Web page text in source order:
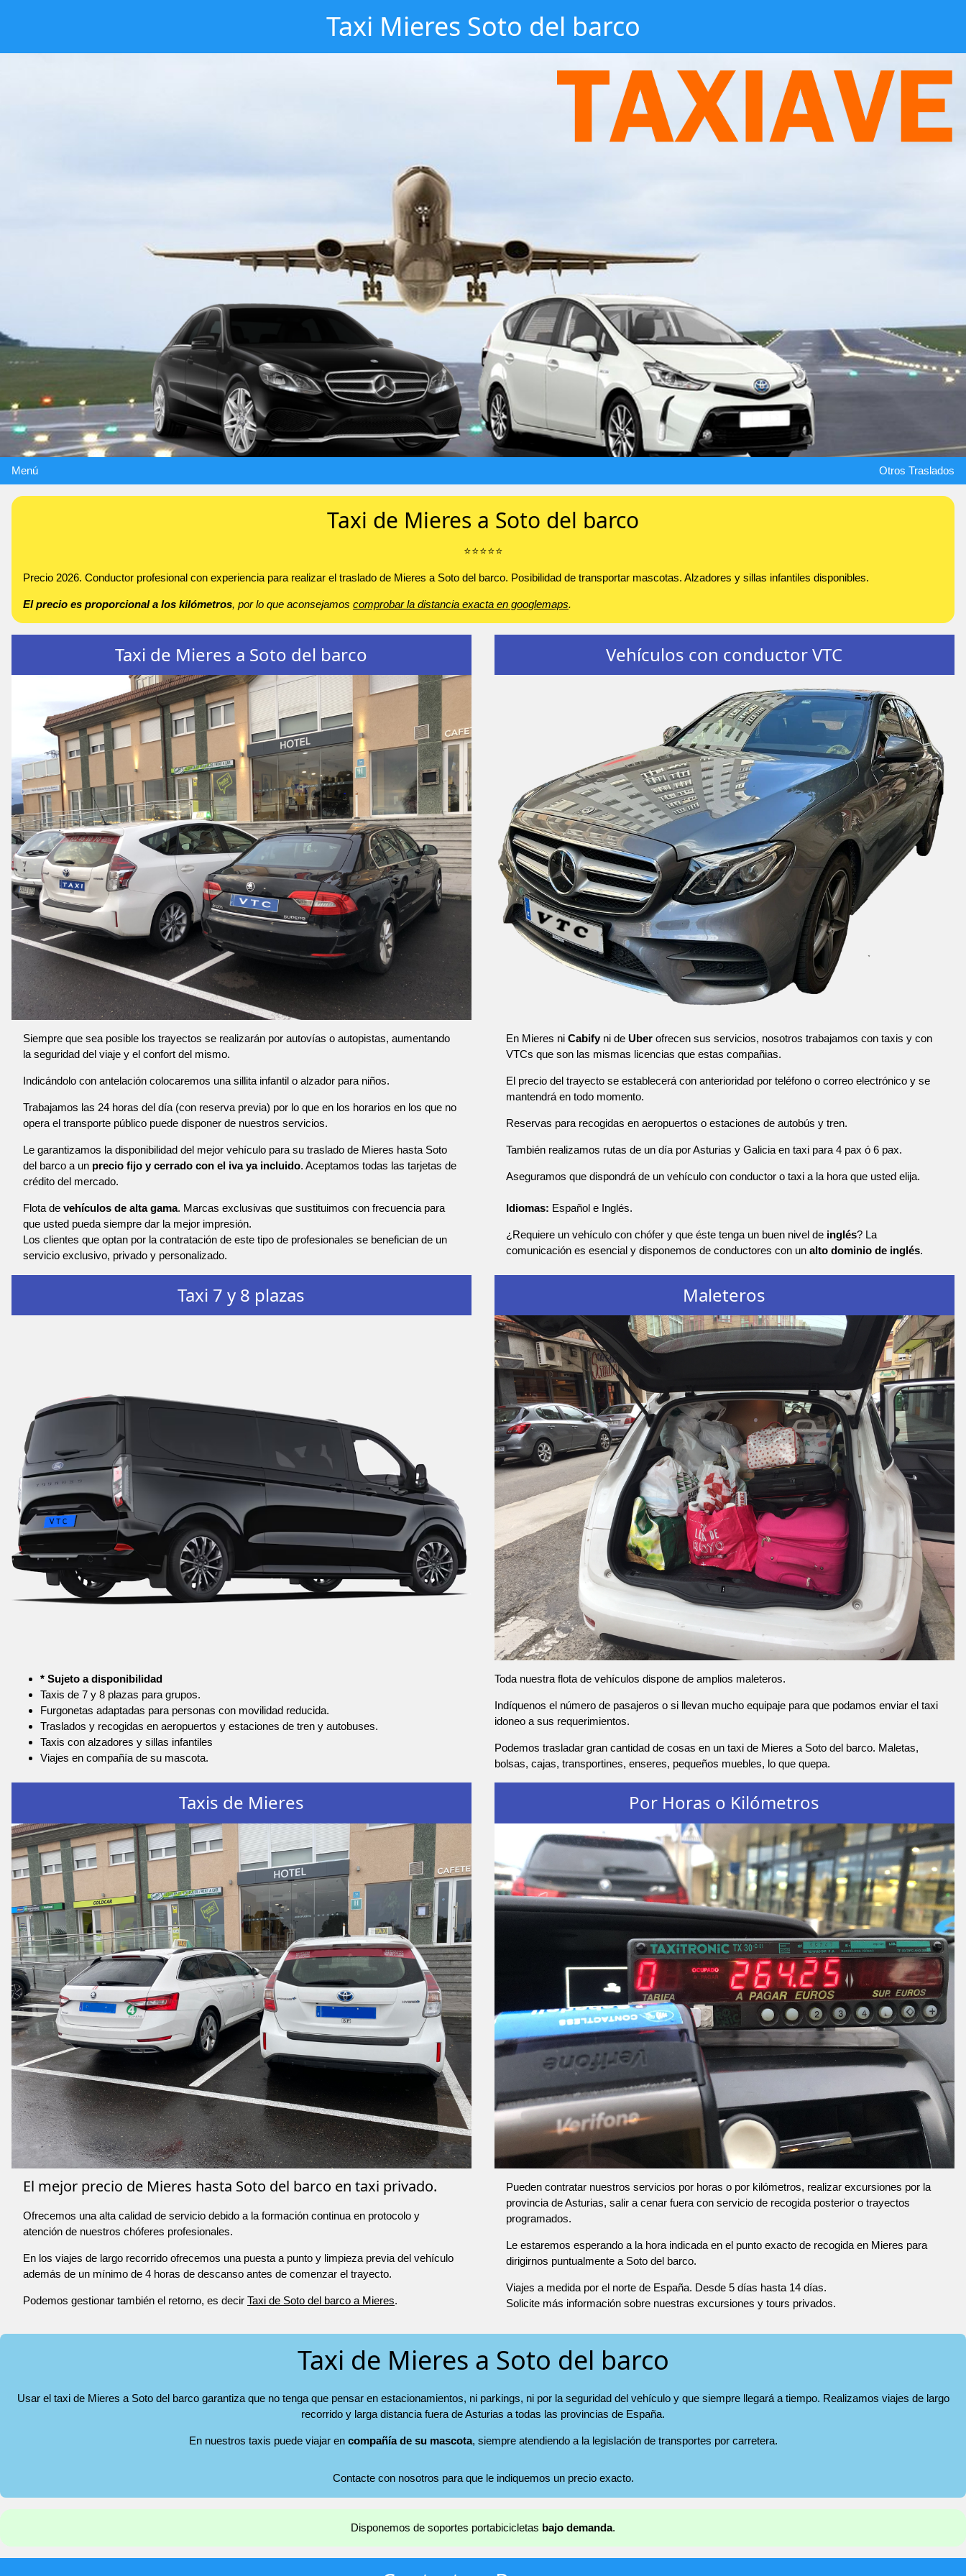
Taxi Mieres Soto del barco
Menú Otros Traslados
Taxi de Mieres a Soto del barco
⭐️⭐️⭐️⭐️⭐️
Precio 2026. Conductor profesional con experiencia para realizar el traslado de Mieres a Soto del barco. Posibilidad de transportar mascotas. Alzadores y sillas infantiles disponibles.
El precio es proporcional a los kilómetros, por lo que aconsejamos comprobar la distancia exacta en googlemaps.
Taxi de Mieres a Soto del barco
Siempre que sea posible los trayectos se realizarán por autovías o autopistas, aumentando
la seguridad del viaje y el confort del mismo.
Indicándolo con antelación colocaremos una sillita infantil o alzador para niños.
Trabajamos las 24 horas del día (con reserva previa) por lo que en los horarios en los que no
opera el transporte público puede disponer de nuestros servicios.
Le garantizamos la disponibilidad del mejor vehículo para su traslado de Mieres hasta Soto
del barco a un precio fijo y cerrado con el iva ya incluido. Aceptamos todas las tarjetas de
crédito del mercado.
Flota de vehículos de alta gama. Marcas exclusivas que sustituimos con frecuencia para
que usted pueda siempre dar la mejor impresión.
Los clientes que optan por la contratación de este tipo de profesionales se benefician de un
servicio exclusivo, privado y personalizado.
Vehículos con conductor VTC
En Mieres ni Cabifyni de Uberofrecen sus servicios, nosotros trabajamos con taxis y con
VTCs que son las mismas licencias que estas compañias.
El precio del trayecto se establecerá con anterioridad por teléfono o correo electrónico y se
mantendrá en todo momento.
Reservas para recogidas en aeropuertos o estaciones de autobús y tren.
También realizamos rutas de un día por Asturias y Galicia en taxi para 4 pax ó 6 pax.
Aseguramos que dispondrá de un vehículo con conductor o taxi a la hora que usted elija.
Idiomas: Español e Inglés.
¿Requiere un vehículo con chófer y que éste tenga un buen nivel de inglés? La
comunicación es esencial y disponemos de conductores con un alto dominio de inglés.
Taxi 7 y 8 plazas
* Sujeto a disponibilidad
Taxis de 7 y 8 plazas para grupos.
Furgonetas adaptadas para personas con movilidad reducida.
Traslados y recogidas en aeropuertos y estaciones de tren y autobuses.
Taxis con alzadores y sillas infantiles
Viajes en compañía de su mascota.
Maleteros
Toda nuestra flota de vehículos dispone de amplios maleteros.
Indíquenos el número de pasajeros o si llevan mucho equipaje para que podamos enviar el taxi
idoneo a sus requerimientos.
Podemos trasladar gran cantidad de cosas en un taxi de Mieres a Soto del barco. Maletas,
bolsas, cajas, transportines, enseres, pequeños muebles, lo que quepa.
Taxis de Mieres
El mejor precio de Mieres hasta Soto del barco en taxi privado.
Ofrecemos una alta calidad de servicio debido a la formación continua en protocolo y
atención de nuestros chóferes profesionales.
En los viajes de largo recorrido ofrecemos una puesta a punto y limpieza previa del vehículo
además de un mínimo de 4 horas de descanso antes de comenzar el trayecto.
Podemos gestionar también el retorno, es decir Taxi de Soto del barco a Mieres.
Por Horas o Kilómetros
Pueden contratar nuestros servicios por horas o por kilómetros, realizar excursiones por la
provincia de Asturias, salir a cenar fuera con servicio de recogida posterior o trayectos
programados.
Le estaremos esperando a la hora indicada en el punto exacto de recogida en Mieres para
dirigirnos puntualmente a Soto del barco.
Viajes a medida por el norte de España. Desde 5 días hasta 14 días.
Solicite más información sobre nuestras excursiones y tours privados.
Taxi de Mieres a Soto del barco
Usar el taxi de Mieres a Soto del barco garantiza que no tenga que pensar en estacionamientos, ni parkings, ni por la seguridad del vehículo y que siempre llegará a tiempo. Realizamos viajes de largo
recorrido y larga distancia fuera de Asturias a todas las provincias de España.
En nuestros taxis puede viajar en compañía de su mascota, siempre atendiendo a la legislación de transportes por carretera.
Contacte con nosotros para que le indiquemos un precio exacto.
Disponemos de soportes portabicicletas bajo demanda.